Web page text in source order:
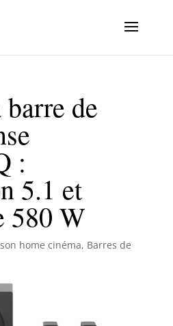
de
:
5.1 et
580 W
home cinéma, Barres de